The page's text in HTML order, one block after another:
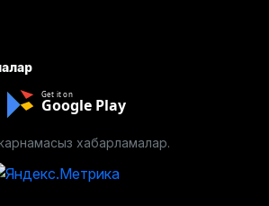
Get it on
Google Play
хабарламалар.